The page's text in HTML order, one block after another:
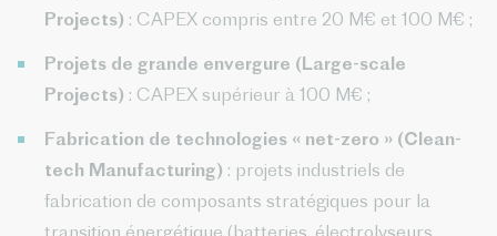
Projects) : CAPEX compris entre 20 M€ et 100 M€ ;
Projets de grande envergure (Large-scale
Projects) : CAPEX supérieur à 100 M€ ;
Fabrication de technologies « net-zero » (Clean-
tech Manufacturing) : projets industriels de
fabrication de composants stratégiques pour la
transition énergétique (batteries, électrolyseurs,